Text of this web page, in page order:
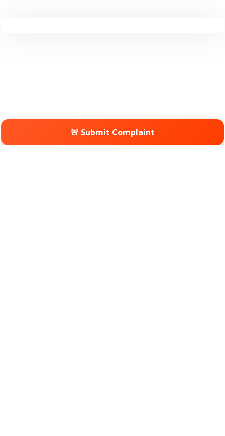
🚨 Submit Complaint